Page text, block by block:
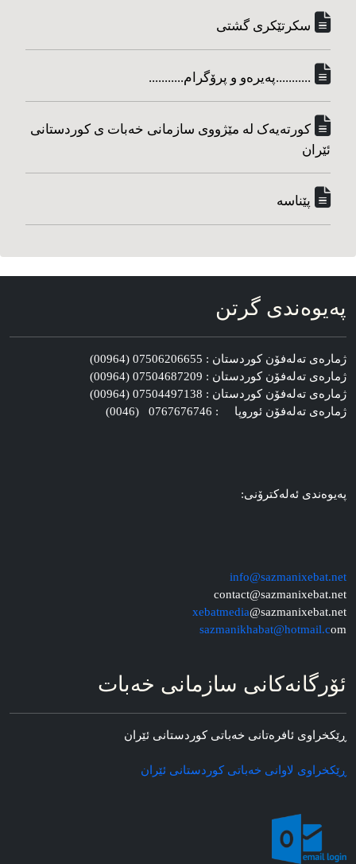
سکرتێکری گشتی
...........په‌یره‌و و پرۆگرام...........
کورته‌یه‌ک له مێژووی سازمانی خه‌بات ی کوردستانی
ئێران
پێناسه‌
په‌یوه‌ندی گرتن
ژماره‌ی ته‌له‌فۆن کوردستان : 07506206655 (00964)
ژماره‌ی ته‌له‌فۆن کوردستان : 07504687209 (00964)
ژماره‌ی ته‌له‌فۆن کوردستان : 07504497138 (00964)
ژماره‌ی ته‌له‌فۆن ئوروپا : 0767676746 (0046)
په‌یوه‌ندی ئه‌له‌کترۆنی:
info@sazmanixebat.net
contact@sazmanixebat.net
xebatmedia@sazmanixebat.net
sazmanikhabat@hotmail.com
ئۆرگانه‌کانی سازمانی خه‌بات
ڕێکخراوی ئافره‌تانی خه‌باتی کوردستانی ئێران
ڕێکخراوی لاوانی خه‌باتی کوردستانی ئێران